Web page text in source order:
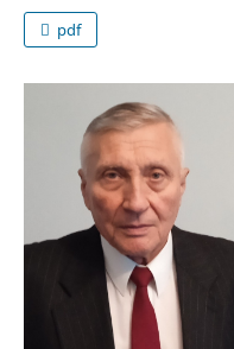
pdf